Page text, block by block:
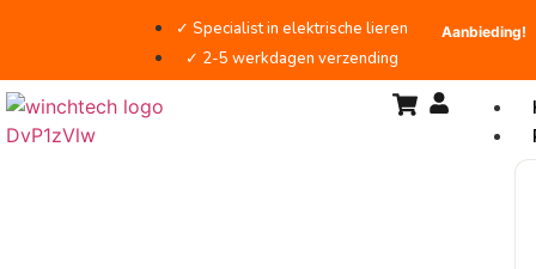
✓ Specialist in elektrische lieren
✓ 2-5 werkdagen verzending
Aanbieding!
Aanbieding!
Aanbieding!
Aanbieding!
Aanbieding!
Aanbieding!
Aanbieding!
Aanbieding!
Aanbieding!
Aanbieding!
Aanbieding!